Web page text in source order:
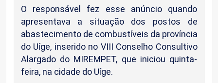
O responsável fez esse anúncio quando
apresentava a situação dos postos de
abastecimento de combustíveis da província
do Uíge, inserido no VIII Conselho Consultivo
Alargado do MIREMPET, que iniciou quinta-
feira, na cidade do Uíge.